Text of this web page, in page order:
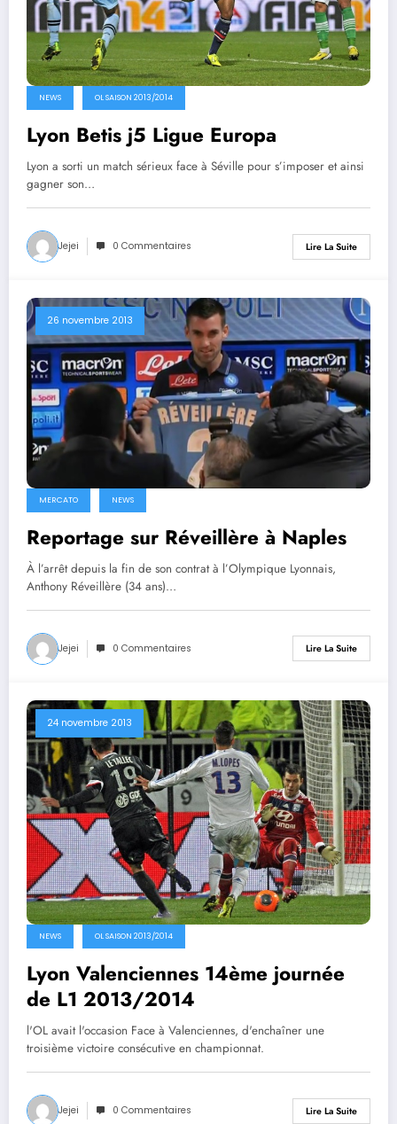
NEWS OL SAISON 2013/2014
Lyon Betis j5 Ligue Europa
Lyon a sorti un match sérieux face à Séville pour s’imposer et ainsi
gagner son…
Jejei 0 Commentaires Lire La Suite
26 novembre 2013
MERCATO NEWS
Reportage sur Réveillère à Naples
À l’arrêt depuis la fin de son contrat à l’Olympique Lyonnais,
Anthony Réveillère (34 ans)…
Jejei 0 Commentaires Lire La Suite
24 novembre 2013
NEWS OL SAISON 2013/2014
Lyon Valenciennes 14ème journée
de L1 2013/2014
l'OL avait l'occasion Face à Valenciennes, d'enchaîner une
troisième victoire consécutive en championnat.
Jejei 0 Commentaires Lire La Suite